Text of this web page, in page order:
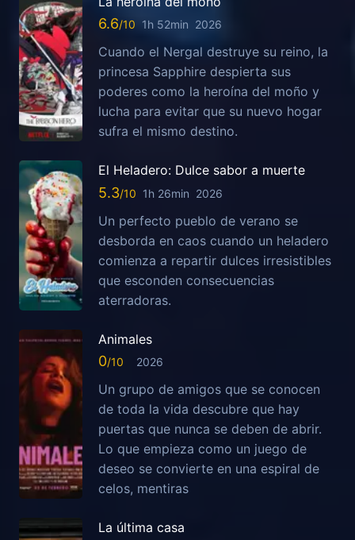
6.6 1h 52min 2026
Cuando el Nergal destruye su reino, la
princesa Sapphire despierta sus
poderes como la heroína del moño y
lucha para evitar que su nuevo hogar
sufra el mismo destino.
El Heladero: Dulce sabor a muerte
5.3 1h 26min 2026
Un perfecto pueblo de verano se
desborda en caos cuando un heladero
comienza a repartir dulces irresistibles
que esconden consecuencias
aterradoras.
Animales
0 2026
Un grupo de amigos que se conocen
de toda la vida descubre que hay
puertas que nunca se deben de abrir.
Lo que empieza como un juego de
deseo se convierte en una espiral de
celos, mentiras
La última casa